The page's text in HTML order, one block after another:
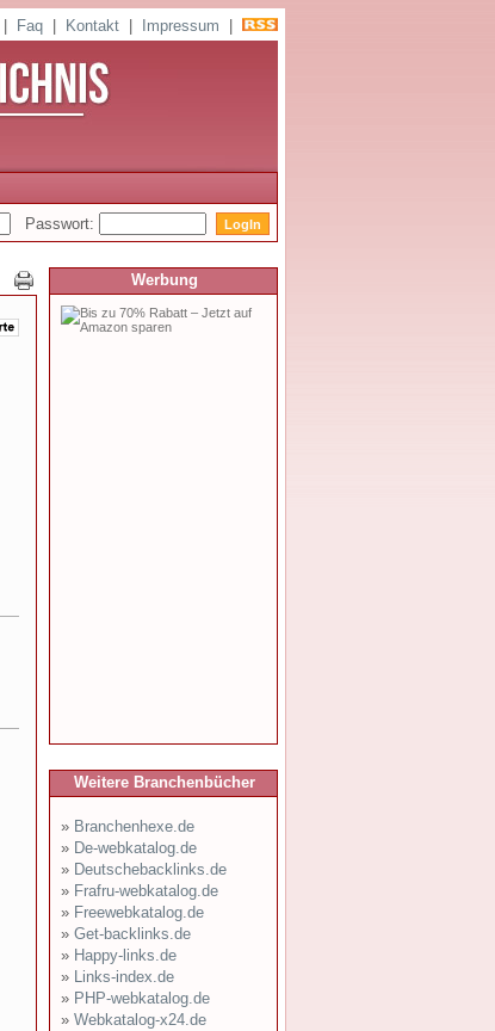
Faq Kontakt Impressum
Passwort:
Werbung
Weitere Branchenbücher
» Branchenhexe.de
» De-webkatalog.de
» Deutschebacklinks.de
» Frafru-webkatalog.de
» Freewebkatalog.de
» Get-backlinks.de
» Happy-links.de
» Links-index.de
» PHP-webkatalog.de
» Webkatalog-x24.de